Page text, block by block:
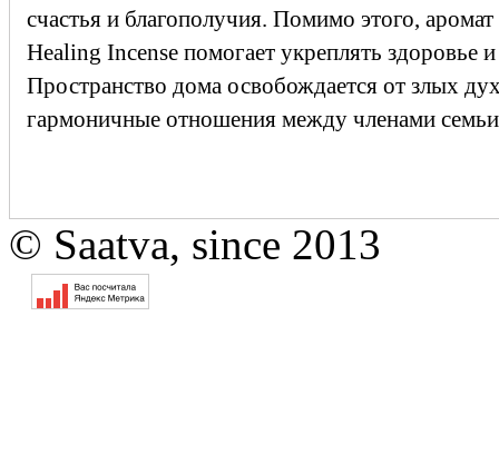
счастья и благополучия. Помимо этого,
Healing Incense помогает укреплять здоровье
Пространство дома освобождается от злых
гармоничные отношения между членами
© Saatva, since 2013